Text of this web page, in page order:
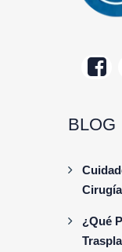
BLOG
¿Qué